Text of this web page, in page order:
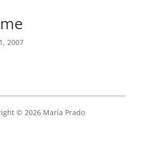
2007
© 2026 María Prado